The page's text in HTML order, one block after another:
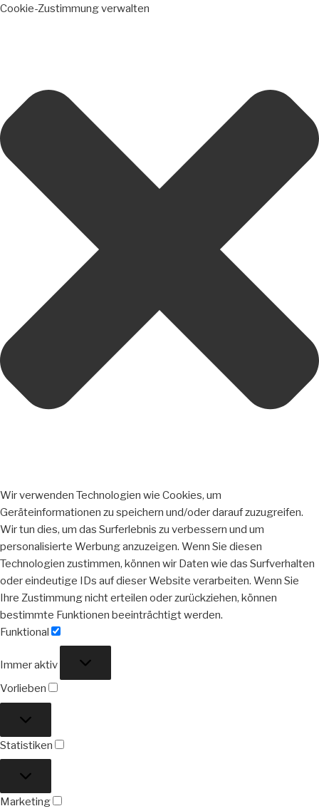
Cookie-Zustimmung verwalten
Wir verwenden Technologien wie Cookies, um
Geräteinformationen zu speichern und/oder darauf zuzugreifen.
Wir tun dies, um das Surferlebnis zu verbessern und um
personalisierte Werbung anzuzeigen. Wenn Sie diesen
Technologien zustimmen, können wir Daten wie das Surfverhalten
oder eindeutige IDs auf dieser Website verarbeiten. Wenn Sie
Ihre Zustimmung nicht erteilen oder zurückziehen, können
bestimmte Funktionen beeinträchtigt werden.
Funktional
Immer aktiv
Vorlieben
Statistiken
Marketing